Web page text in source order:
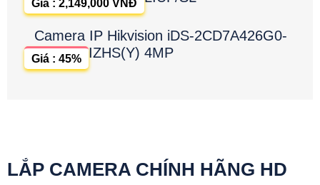
Giá : 2,149,000 VNĐ
Camera IP Hikvision iDS-2CD7A426G0-
IZHS(Y) 4MP
Giá : 45%
LẮP CAMERA CHÍNH HÃNG HD